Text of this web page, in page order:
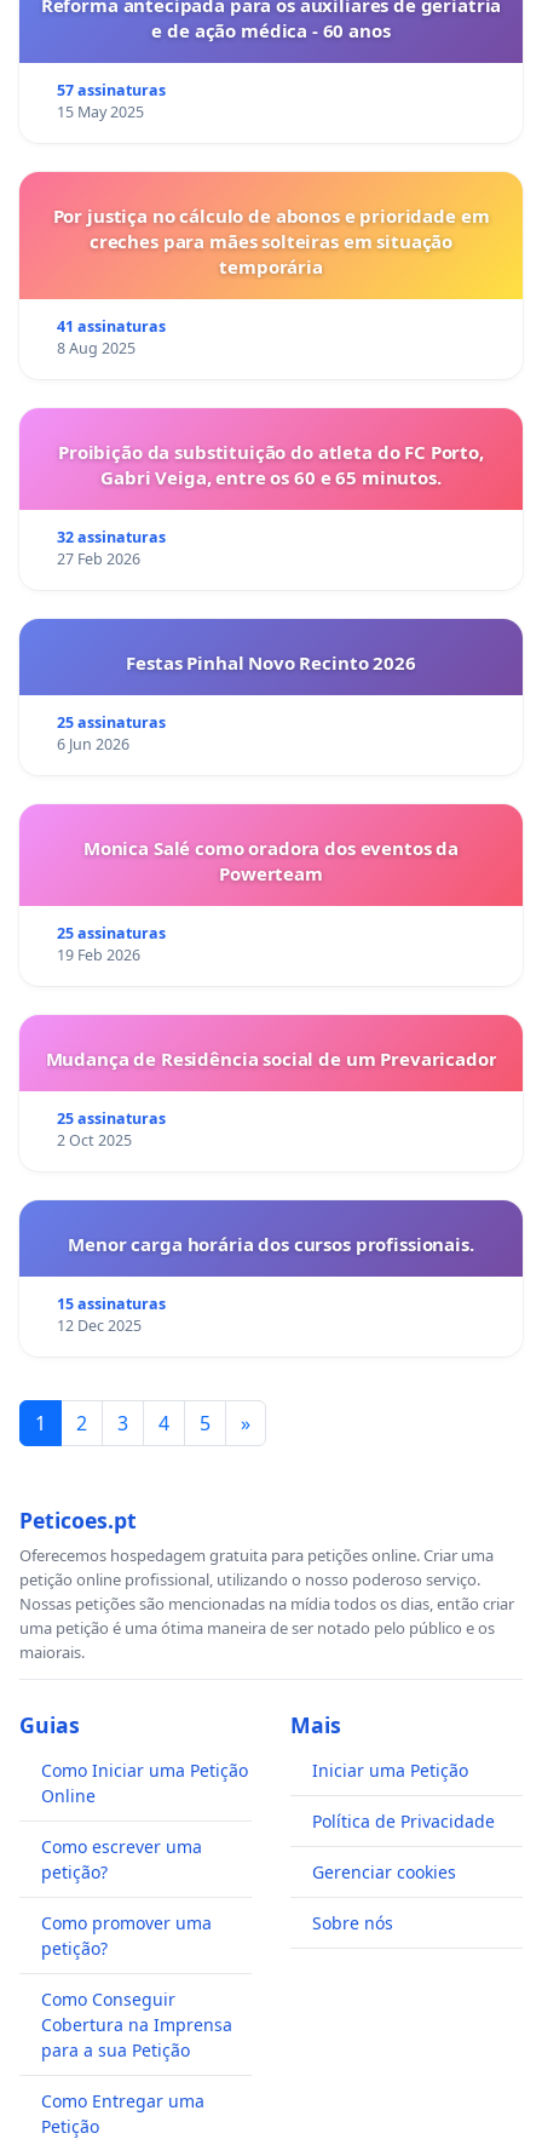
e de ação médica - 60 anos
57 assinaturas
15 May 2025
Por justiça no cálculo de abonos e prioridade em
creches para mães solteiras em situação
temporária
41 assinaturas
8 Aug 2025
Proibição da substituição do atleta do FC Porto,
Gabri Veiga, entre os 60 e 65 minutos.
32 assinaturas
27 Feb 2026
Festas Pinhal Novo Recinto 2026
25 assinaturas
6 Jun 2026
Monica Salé como oradora dos eventos da
Powerteam
25 assinaturas
19 Feb 2026
Mudança de Residência social de um Prevaricador
25 assinaturas
2 Oct 2025
Menor carga horária dos cursos profissionais.
15 assinaturas
12 Dec 2025
1 2 3 4 5 »
Peticoes.pt
Oferecemos hospedagem gratuita para petições online. Criar uma
petição online profissional, utilizando o nosso poderoso serviço.
Nossas petições são mencionadas na mídia todos os dias, então criar
uma petição é uma ótima maneira de ser notado pelo público e os
maiorais.
Guias
Como Iniciar uma Petição
Online
Como escrever uma
petição?
Como promover uma
petição?
Como Conseguir
Cobertura na Imprensa
para a sua Petição
Como Entregar uma
Petição
Mais
Iniciar uma Petição
Política de Privacidade
Gerenciar cookies
Sobre nós